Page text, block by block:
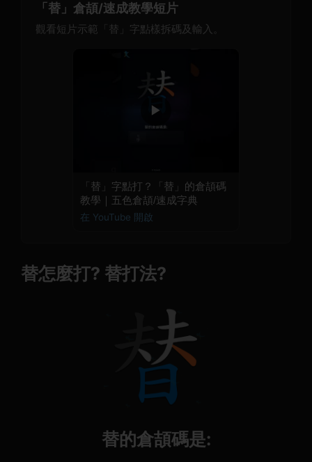
「替」倉頡/速成教學短片
觀看短片示範「替」字點樣拆碼及輸入。
▶
「替」字點打？「替」的倉頡碼
教學｜五色倉頡/速成字典
在 YouTube 開啟
替怎麼打? 替打法?
替的倉頡碼是: